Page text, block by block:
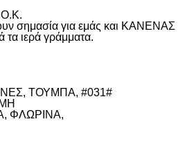
σημασία για εμάς και ΚΑΝΕΝΑΣ
τα ιερά γράμματα.
ΤΟΥΜΠΑ, #031#
ΦΛΩΡΙΝΑ,